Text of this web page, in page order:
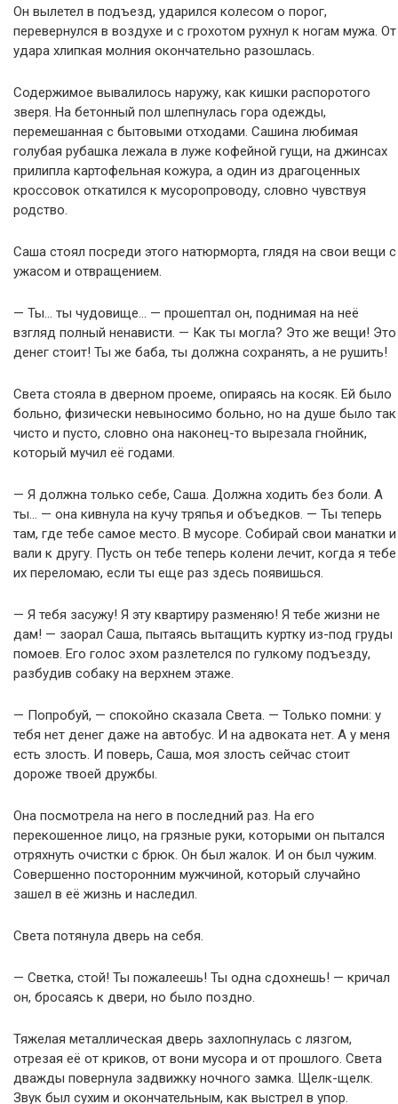
Он вылетел в подъезд, ударился колесом о порог,
перевернулся в воздухе и с грохотом рухнул к ногам мужа. От
удара хлипкая молния окончательно разошлась.
Содержимое вывалилось наружу, как кишки распоротого
зверя. На бетонный пол шлепнулась гора одежды,
перемешанная с бытовыми отходами. Сашина любимая
голубая рубашка лежала в луже кофейной гущи, на джинсах
прилипла картофельная кожура, а один из драгоценных
кроссовок откатился к мусоропроводу, словно чувствуя
родство.
Саша стоял посреди этого натюрморта, глядя на свои вещи с
ужасом и отвращением.
— Ты… ты чудовище… — прошептал он, поднимая на неё
взгляд полный ненависти. — Как ты могла? Это же вещи! Это
денег стоит! Ты же баба, ты должна сохранять, а не рушить!
Света стояла в дверном проеме, опираясь на косяк. Ей было
больно, физически невыносимо больно, но на душе было так
чисто и пусто, словно она наконец-то вырезала гнойник,
который мучил её годами.
— Я должна только себе, Саша. Должна ходить без боли. А
ты… — она кивнула на кучу тряпья и объедков. — Ты теперь
там, где тебе самое место. В мусоре. Собирай свои манатки и
вали к другу. Пусть он тебе теперь колени лечит, когда я тебе
их переломаю, если ты еще раз здесь появишься.
— Я тебя засужу! Я эту квартиру разменяю! Я тебе жизни не
дам! — заорал Саша, пытаясь вытащить куртку из-под груды
помоев. Его голос эхом разлетелся по гулкому подъезду,
разбудив собаку на верхнем этаже.
— Попробуй, — спокойно сказала Света. — Только помни: у
тебя нет денег даже на автобус. И на адвоката нет. А у меня
есть злость. И поверь, Саша, моя злость сейчас стоит
дороже твоей дружбы.
Она посмотрела на него в последний раз. На его
перекошенное лицо, на грязные руки, которыми он пытался
отряхнуть очистки с брюк. Он был жалок. И он был чужим.
Совершенно посторонним мужчиной, который случайно
зашел в её жизнь и наследил.
Света потянула дверь на себя.
— Светка, стой! Ты пожалеешь! Ты одна сдохнешь! — кричал
он, бросаясь к двери, но было поздно.
Тяжелая металлическая дверь захлопнулась с лязгом,
отрезая её от криков, от вони мусора и от прошлого. Света
дважды повернула задвижку ночного замка. Щелк-щелк.
Звук был сухим и окончательным, как выстрел в упор.